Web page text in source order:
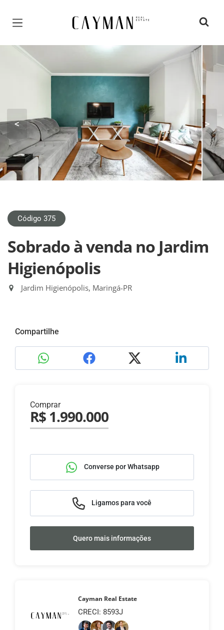
Página inicial
< >
Código 375
Sobrado à venda no Jardim
Higienópolis
Jardim Higienópolis, Maringá-PR
Compartilhe
Comprar
R$ 1.990.000
Converse por Whatsapp
Ligamos para você
Quero mais informações
Cayman Real Estate
CRECI: 8593J